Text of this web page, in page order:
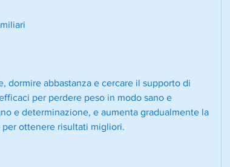
dormire abbastanza e cercare il supporto di
per perdere peso in modo sano e
e determinazione, e aumenta gradualmente la
ottenere risultati migliori.